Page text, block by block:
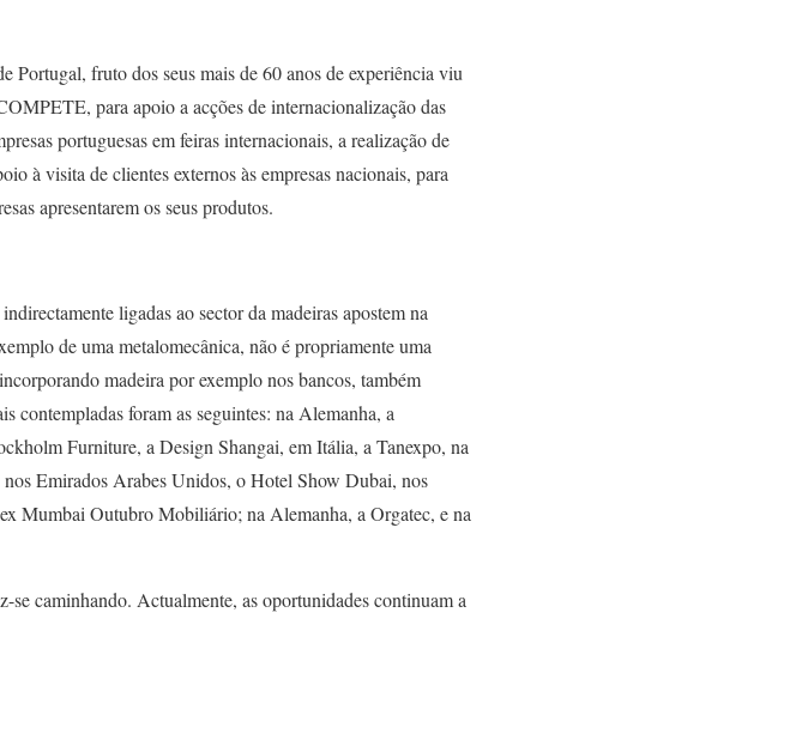
fruto dos seus mais de 60 anos de experiência viu
para apoio a acções de internacionalização das
portuguesas em feiras internacionais, a realização de
à visita de clientes externos às empresas nacionais, para
apresentarem os seus produtos.
ligadas ao sector da madeiras apostem na
de uma metalomecânica, não é propriamente uma
madeira por exemplo nos bancos, também
contempladas foram as seguintes: na Alemanha, a
Furniture, a Design Shangai, em Itália, a Tanexpo, na
Emirados Arabes Unidos, o Hotel Show Dubai, nos
Mumbai Outubro Mobiliário; na Alemanha, a Orgatec, e na
se caminhando. Actualmente, as oportunidades continuam a